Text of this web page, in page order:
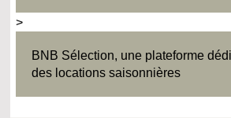
>
BNB Sélection, une plateforme
des locations saisonnières